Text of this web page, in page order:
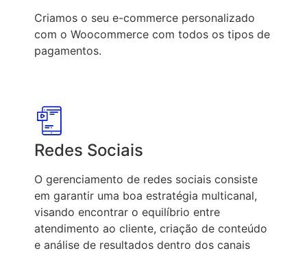
Criamos o seu e-commerce personalizado
com o Woocommerce com todos os tipos de
pagamentos.
Redes Sociais
O gerenciamento de redes sociais consiste
em garantir uma boa estratégia multicanal,
visando encontrar o equilíbrio entre
atendimento ao cliente, criação de conteúdo
e análise de resultados dentro dos canais